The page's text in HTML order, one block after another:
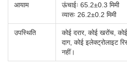
आयाम
ऊंचाईः 65.2±0.3 मिमी
व्यासः 26.2±0.2 मिमी
उपस्थिति
कोई दरार, कोई खरोंच,
दाग, कोई इलेक्ट्रोलाइट
नहीं।